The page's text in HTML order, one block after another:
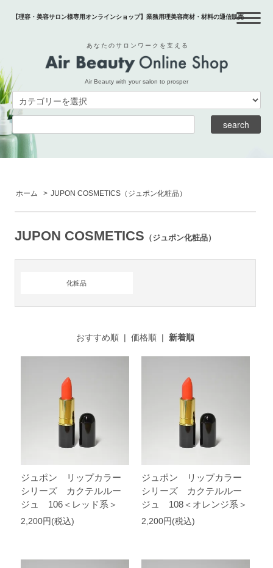
【理容・美容サロン様専用オンラインショップ】業務用理美容商材・材料の通信販売
あなたのサロンワークを支える
Air Beauty with your salon to prosper
ホーム > JUPON COSMETICS （ジュポン化粧品）
JUPON COSMETICS （ジュポン化粧品）
化粧品
おすすめ順| 価格順| 新着順
ジュポン リップカラー
シリーズ カクテルルー
ジュ 106＜レッド系＞
2,200円(税込)
ジュポン リップカラー
シリーズ カクテルルー
ジュ 108＜オレンジ系＞
2,200円(税込)